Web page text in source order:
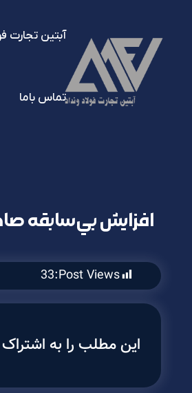
آبتین تجارت
تماس باما
افزايش بي‌سابقه
Post Views:
33
این مطلب را به اشتراک